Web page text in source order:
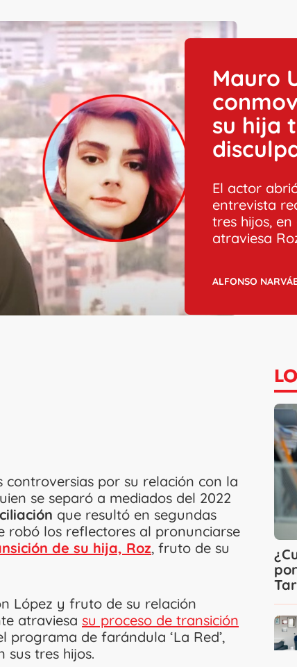
Mauro
su hija
El actor
entrevista
tres hijos,
atraviesa
ALFONSO
por su relación con la
se separó a mediados del 2022
que resultó en segundas
robó los reflectores al pronunciarse
de su hija, Roz, fruto de su
López y fruto de su relación
atraviesa su proceso de transición
programa de farándula ‘La Red’,
sus tres hijos.